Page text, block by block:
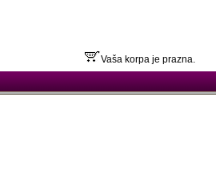
Vaša korpa je prazna.